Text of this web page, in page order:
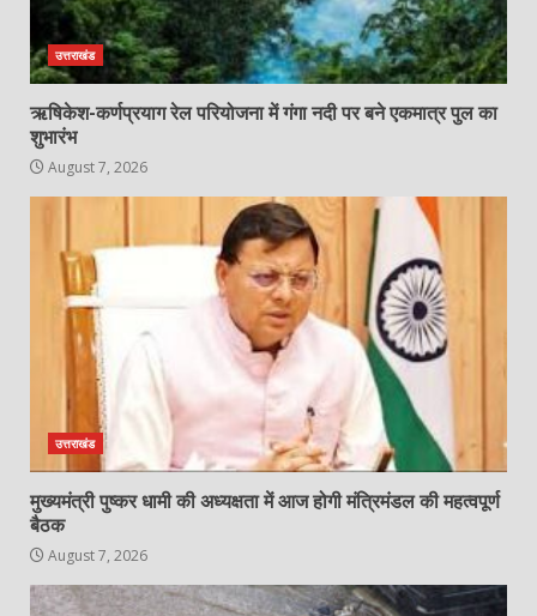
उत्तराखंड
ऋषिकेश-कर्णप्रयाग रेल परियोजना में गंगा नदी पर बने एकमात्र पुल का
शुभारंभ
August 7, 2026
उत्तराखंड
मुख्यमंत्री पुष्कर धामी की अध्यक्षता में आज होगी मंत्रिमंडल की महत्वपूर्ण
बैठक
August 7, 2026